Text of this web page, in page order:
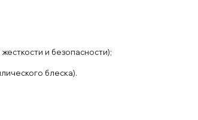
жесткости и безопасности);
кого блеска).